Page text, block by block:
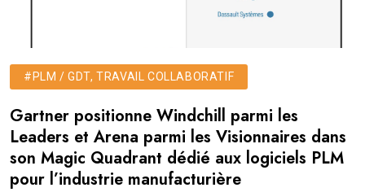
#PLM / GDT, TRAVAIL COLLABORATIF
Gartner positionne Windchill parmi les
Leaders et Arena parmi les Visionnaires dans
son Magic Quadrant dédié aux logiciels PLM
pour l’industrie manufacturière